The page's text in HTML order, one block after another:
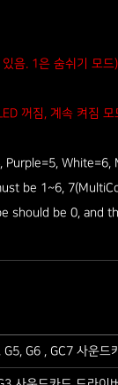
음. 1은 숨쉬기 모드)
꺼짐, 계속 켜짐
White=6,
be 1~6,
should be 0, and
G6 , GC7 사운드